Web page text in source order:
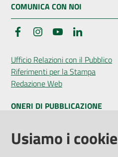
COMUNICA CON NOI
FacebookInstagramYouTube
Ufficio Relazioni con il Pubblico
Riferimenti per la Stampa
Redazione Web
ONERI DI PUBBLICAZIONE
Amministrazione Trasparente
Pubblicità legale
Usiamo i cookie